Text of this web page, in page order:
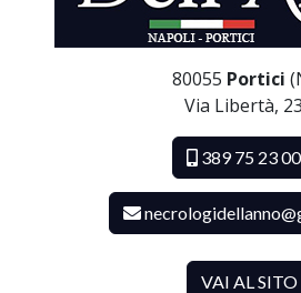
80055 Portici
Via Libertà,
389 75 23
VAI AL SITO